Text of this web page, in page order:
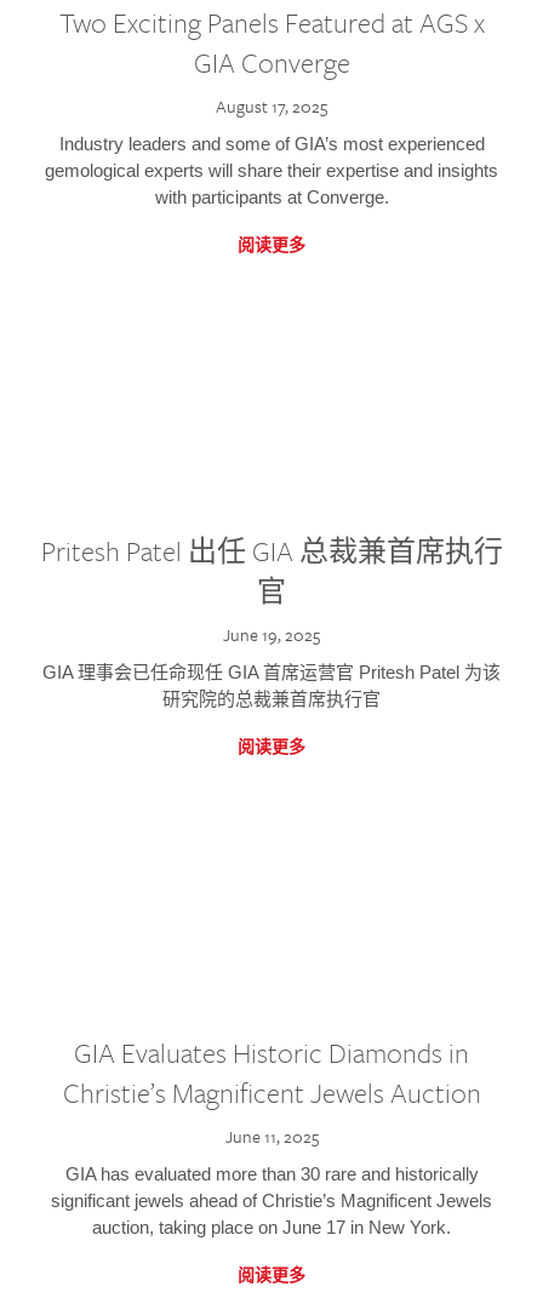
Two Exciting Panels Featured at AGS x
GIA Converge
August 17, 2025
Industry leaders and some of GIA’s most experienced
gemological experts will share their expertise and insights
with participants at Converge.
阅读更多
Pritesh Patel 出任 GIA 总裁兼首席执行
官
June 19, 2025
GIA 理事会已任命现任 GIA 首席运营官 Pritesh Patel 为该
研究院的总裁兼首席执行官
阅读更多
GIA Evaluates Historic Diamonds in
Christie’s Magnificent Jewels Auction
June 11, 2025
GIA has evaluated more than 30 rare and historically
significant jewels ahead of Christie’s Magnificent Jewels
auction, taking place on June 17 in New York.
阅读更多